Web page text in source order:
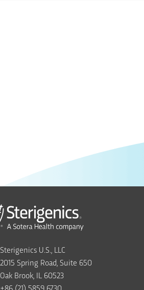
Sterigenics U.S., LLC
2015 Spring Road, Suite 650
Oak Brook, IL 60523
+86 (21) 5859 6730